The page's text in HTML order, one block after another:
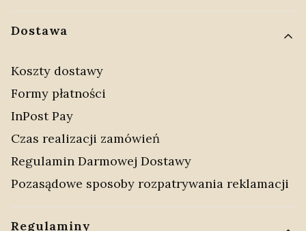
Dostawa
Koszty dostawy
Formy płatności
InPost Pay
Czas realizacji zamówień
Regulamin Darmowej Dostawy
Pozasądowe sposoby rozpatrywania reklamacji
Regulaminy